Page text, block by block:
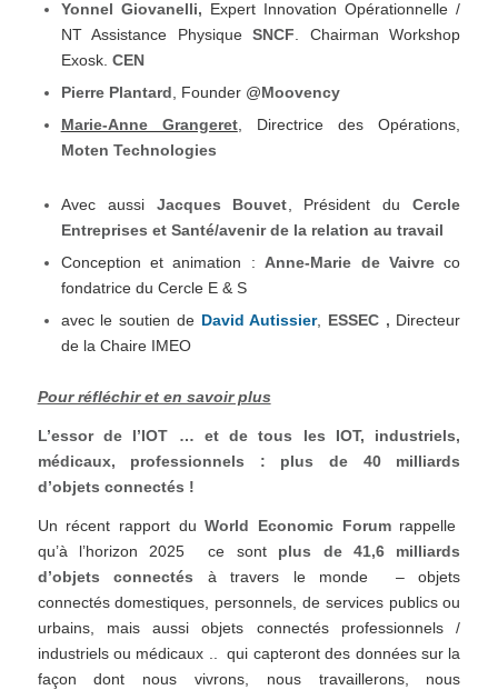
Yonnel Giovanelli, Expert Innovation Opérationnelle /
NT Assistance PhysiqueSNCF. Chairman Workshop
Exosk. CEN
Pierre Plantard, Founder @Moovency
Marie-Anne Grangeret, Directrice des Opérations,
Moten Technologies
Avec aussi Jacques Bouvet, Président duCercle
Entreprises et Santé/avenir de la relation au travail
Conception et animation :Anne-Marie de Vaivre co
fondatrice du Cercle E & S
avec le soutien de David Autissier, ESSEC , Directeur
de la Chaire IMEO
Pour réfléchir et en savoir plus
L’essor de l’IOT … et de tous les IOT, industriels,
médicaux, professionnels : plus de 40 milliards
d’objets connectés !
Un récent rapport duWorld Economic Forumrappelle
qu’à l’horizon 2025 ce sont plus de 41,6 milliards
d’objets connectés à travers le monde – objets
connectés domestiques, personnels, de services publics ou
urbains, mais aussi objets connectés professionnels /
industriels ou médicaux .. qui capteront des données sur la
façon dont nous vivrons, nous travaillerons, nous